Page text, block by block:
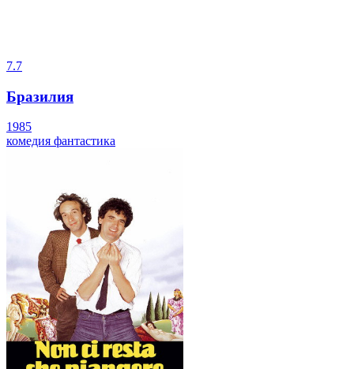
7.7
Бразилия
1985
комедия фантастика